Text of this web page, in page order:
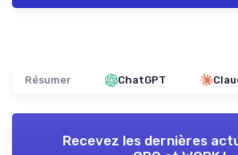
Résumer ChatGPT
Recevez les dernières